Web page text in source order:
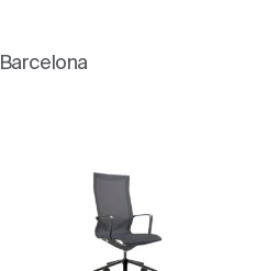
Barcelona